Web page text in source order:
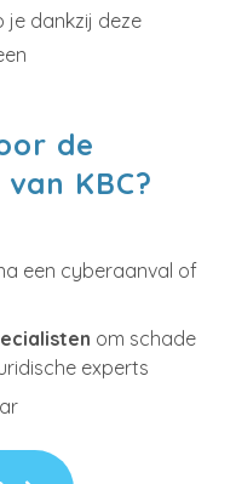
je dankzij deze
de
KBC?
een cyberaanval of
om schade
experts